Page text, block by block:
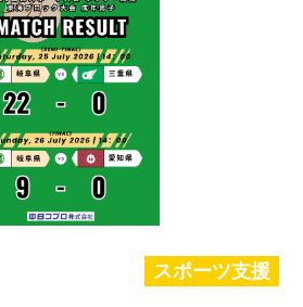
スポーツ支援